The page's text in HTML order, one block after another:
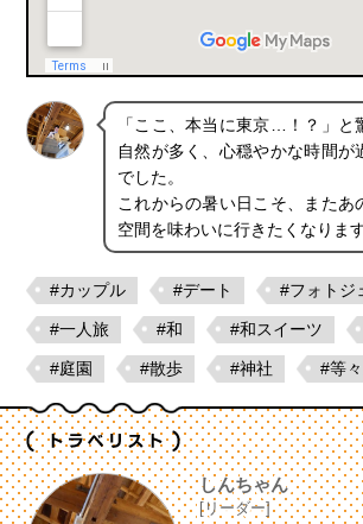
「ここ、本当に東京…！？」と
自然が多く、心穏やかな時間が
でした。
これからの暑い日こそ、またあ
空間を味わいに行きたくなります
#カップル #デート #フォトジ
#一人旅 #和 #和スイーツ
#庭園 #散歩 #神社 #等
しんちゃん
[リーダー]